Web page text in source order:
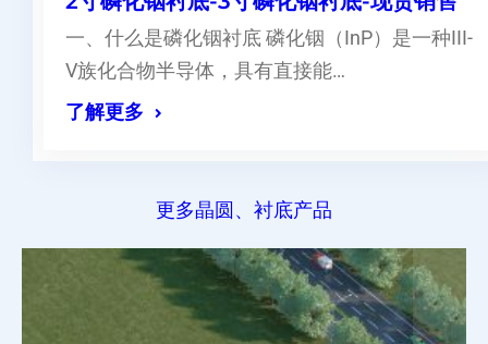
一、什么是磷化铟衬底 磷化铟（InP）是一种III-
V族化合物半导体，具有直接能…
了解更多
更多晶圆、衬底产品